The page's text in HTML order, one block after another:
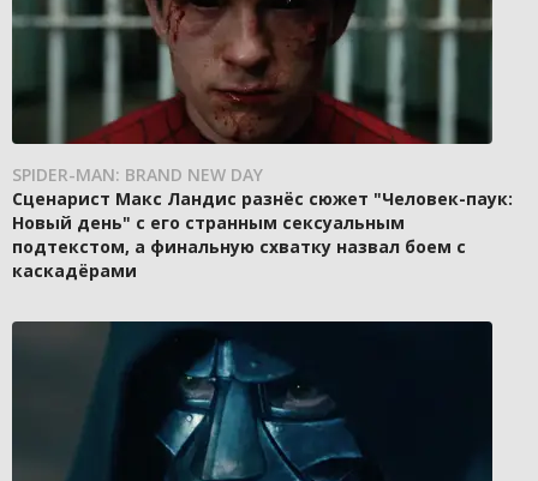
SPIDER-MAN: BRAND NEW DAY
Сценарист Макс Ландис разнёс сюжет "Человек-паук:
Новый день" с его странным сексуальным
подтекстом, а финальную схватку назвал боем с
каскадёрами